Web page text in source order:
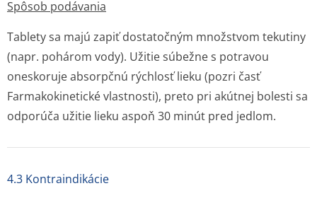
Spôsob podávania
Tablety sa majú zapiť dostatočným množstvom tekutiny
(napr. pohárom vody). Užitie súbežne s potravou
oneskoruje absorpčnú rýchlosť lieku (pozri časť
Farmakokinetické vlastnosti), preto pri akútnej bolesti sa
odporúča užitie lieku aspoň 30 minút pred jedlom.
4.3 Kontraindikácie